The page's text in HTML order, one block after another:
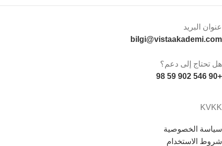
عنوان البريد
bilgi@vistaakademi.com
هل تحتاج إلى دعم؟
+90 546 902 59 98
KVKK
سياسة الخصوصية
شروط الاستخدام